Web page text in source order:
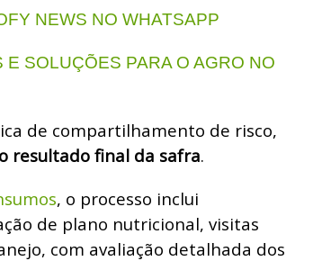
NEWS NO WHATSAPP
SOLUÇÕES PARA O AGRO NO
de compartilhamento de risco,
resultado final da safra.
, o processo inclui
de plano nutricional, visitas
com avaliação detalhada dos